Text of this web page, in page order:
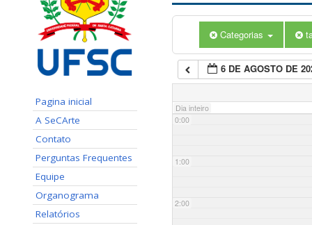
Pagina inicial
A SeCArte
Contato
Perguntas Frequentes
Equipe
Organograma
Relatórios
Categorias
6 DE AGOSTO DE
Dia inteiro
0:00
1:00
2:00